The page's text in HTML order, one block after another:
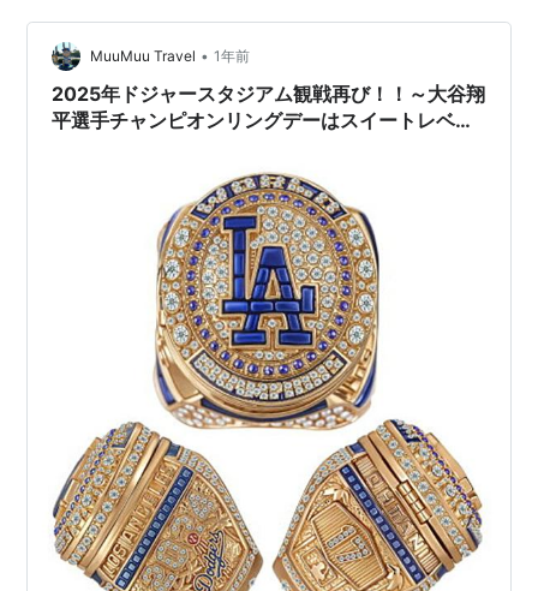
MuuMuu Travel • 1年前
2025年ドジャースタジアム観戦再び！！～大谷翔
平選手チャンピオンリングデーはスイートレベル